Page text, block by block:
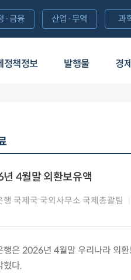
정책정보 발행물 경
·금융 산업·무역 과
4월말 외환보유액
행 국제국 국외사무소 국제총괄팀
행은 2026년 4월말 우리나라 외
혔다.